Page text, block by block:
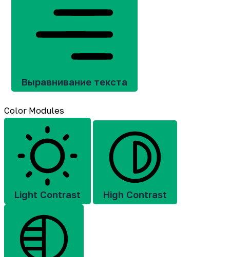
Выравнивание текста
Color Modules
Light Contrast High Contrast